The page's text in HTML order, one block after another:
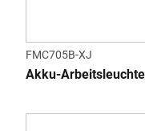
FMC705B-XJ
Akku-